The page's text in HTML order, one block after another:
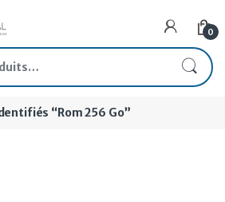
0
“Rom 256 Go”